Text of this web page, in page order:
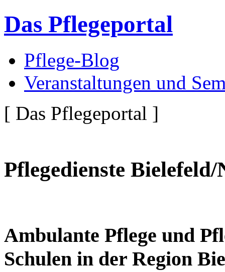
Das Pflegeportal
Pflege-Blog
Veranstaltungen und
[ Das Pflegeportal ]
Pflegedienste
Ambulante Pflege und
Schulen in der Region